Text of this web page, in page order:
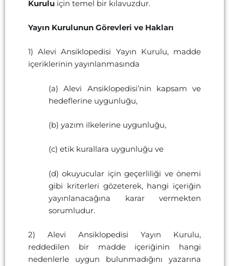
Kuruluiçin temel bir kılavuzdur.
Yayın Kurulunun Görevleri ve Hakları
1) Alevi Ansiklopedisi Yayın Kurulu, madde
içeriklerinin yayınlanmasında
(a) Alevi Ansiklopedisi’nin kapsam ve
hedeflerine uygunluğu,
(b) yazım ilkelerine uygunluğu,
(c) etik kurallara uygunluğu ve
(d) okuyucular için geçerliliği ve önemi
gibi kriterleri gözeterek, hangi içeriğin
yayınlanacağına karar vermekten
sorumludur.
2) Alevi Ansiklopedisi Yayın Kurulu,
reddedilen bir madde içeriğinin hangi
nedenlerle uygun bulunmadığını yazarına